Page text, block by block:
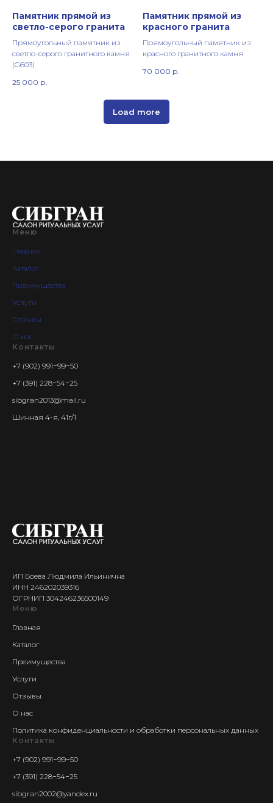
Памятник прямой из
светло-серого гранита
Прямоугольный памятник из
светло-серого гранитного камня
(G603)
25 000 р.
Памятник прямой из
красного гранита
Прямоугольный памятник из
красного гранитного камня
70 000 р.
Load more
Меню
Главная
Каталог
Преимущества
Услуги
Отзывы
О нас
Контакты
+7 (902) 991−99−50
+7 (391) 228−54−25
sibgran2013@mail.ru
Шинная 4-я, 41г/1
ИП Боева Людмила Ильинична
ИНН 246202039316
ОГРНИП 304246236500149
Меню
Главная
Каталог
Преимущества
Услуги
Отзывы
О нас
Политика конфиденциальности и обработки персональных данных
Контакты
+7 (902) 991−99−50
+7 (391) 228−54−25
sibgran2002@yandex.ru